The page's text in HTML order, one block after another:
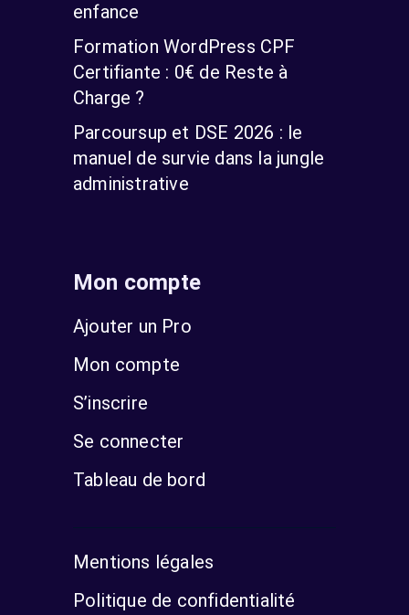
enfance
Formation WordPress CPF
Certifiante : 0€ de Reste à
Charge ?
Parcoursup et DSE 2026 : le
manuel de survie dans la jungle
administrative
Mon compte
Ajouter un Pro
Mon compte
S’inscrire
Se connecter
Tableau de bord
Mentions légales
Politique de confidentialité